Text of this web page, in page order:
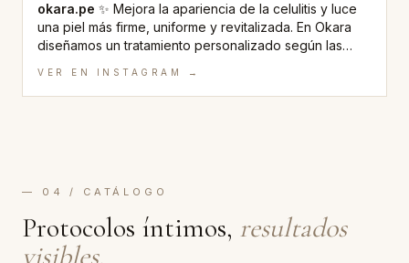
okara.pe ✨ Mejora la apariencia de la celulitis y luce
una piel más firme, uniforme y revitalizada. En Okara
diseñamos un tratamiento personalizado según las
médica de cortesía. 💚 #Celulitis
VER EN INSTAGRAM →
— 04 / CATÁLOGO
Protocolos íntimos, resultados
visibles.